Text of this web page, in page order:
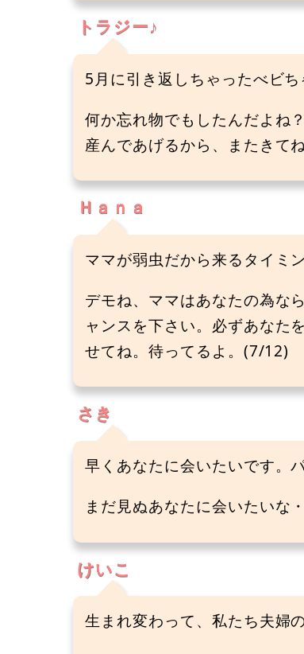
トラジー♪
5月に引き返しちゃったべビ
何か忘れ物でもしたんだよね
産んであげるから、またきて
Ｈａｎａ
ママが弱虫だから来るタイミ
デモね、ママはあなたの為な
ャンスを下さい。必ずあなた
せてね。待ってるよ。(7/12)
さき
早くあなたに会いたいです。
まだ見ぬあなたに会いたいな
けいこ
生まれ変わって、私たち夫婦